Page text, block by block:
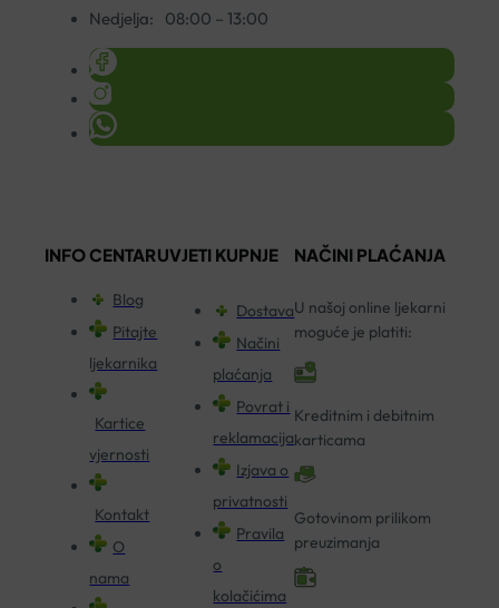
Nedjelja:
08:00 – 13:00
INFO CENTAR
Blog
Pitajte
ljekarnika
Kartice
vjernosti
Kontakt
O
nama
UVJETI KUPNJE
Dostava
Načini
plaćanja
Povrat i
reklamacija
Izjava o
privatnosti
Pravila
o
kolačićima
NAČINI PLAĆANJA
U našoj online ljekarni
moguće je platiti:
Kreditnim i debitnim
karticama
Gotovinom prilikom
preuzimanja